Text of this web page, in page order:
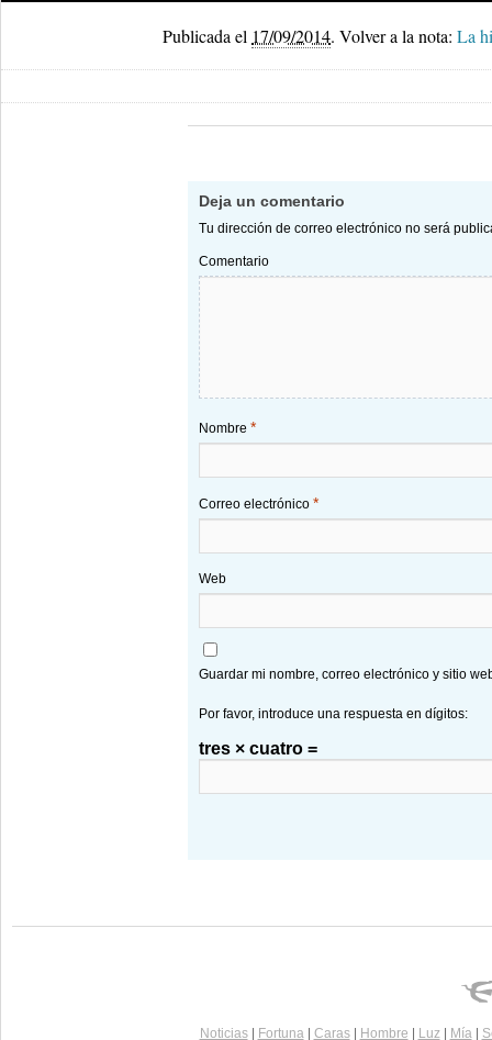
Publicada el 17/09/2014. Volver a la nota: La
Deja un comentario
Tu dirección de correo electrónico no será
Comentario
Nombre *
Correo electrónico *
Web
Guardar mi nombre, correo electrónico y sitio
Por favor, introduce una respuesta en dígitos:
tres × cuatro =
Noticias| Fortuna| Caras| Hombre Luz| Mía|